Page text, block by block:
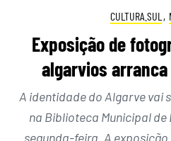
CULTURA.SUL ,
Exposição de
algarvios
A identidade do Algarve vai
na Biblioteca Municipal
segunda-feira. A